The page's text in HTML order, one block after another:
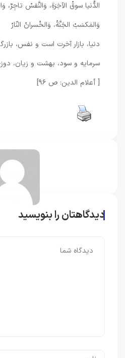
الدُّنیا سوقُ الآخِرَةِ، وَالنَّفسُ تاجِرٌ،
وَالمَکسَبُ الجَنَّةُ، وَالخُسرانُ النّارُ
دنیا، بازار آخرت است و نفس،
سرمایه و سود، بهشت و زیان،
[ أعلام الدین: ص ۹۶]
دیدگاهتان را بنویسید